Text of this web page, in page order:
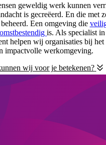
geweldig werk kunnen
is gecreëerd. En die met
Een omgeving die
is. Als specialist
helpen wij organisaties bij het
impactvolle werkomgeving.
wij voor je betekenen?